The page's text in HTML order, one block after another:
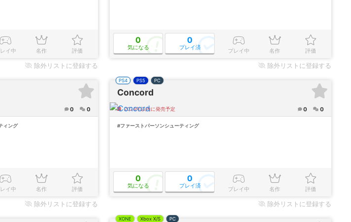
イ中 名作 評価
除外 リストに登録する
0
気になる
0
プレイ済
プレイ中 名作 評価
除外 リストに登録する
0 0
ィング
イ中 名作 評価
除外 リストに登録する
Concord
PS4 PS5 PC
2024年以内に発売予定 0 0
#ファーストパーソンシューティング
0
気になる
0
プレイ済
プレイ中 名作 評価
除外 リストに登録する
XONE Xbox X/S PC